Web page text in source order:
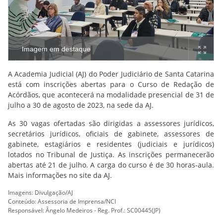
Imagem em destaque
A Academia Judicial (AJ) do Poder Judiciário de Santa Catarina
está com inscrições abertas para o Curso de Redação de
Acórdãos, que acontecerá na modalidade presencial de 31 de
julho a 30 de agosto de 2023, na sede da AJ.
As 30 vagas ofertadas são dirigidas a assessores jurídicos,
secretários jurídicos, oficiais de gabinete, assessores de
gabinete, estagiários e residentes (judiciais e jurídicos)
lotados no Tribunal de Justiça. As inscrições permanecerão
abertas até 21 de julho. A carga do curso é de 30 horas-aula.
Mais informações no site da AJ.
Imagens: Divulgação/AJ
Conteúdo: Assessoria de Imprensa/NCI
Responsável: Ângelo Medeiros - Reg. Prof.: SC00445(JP)